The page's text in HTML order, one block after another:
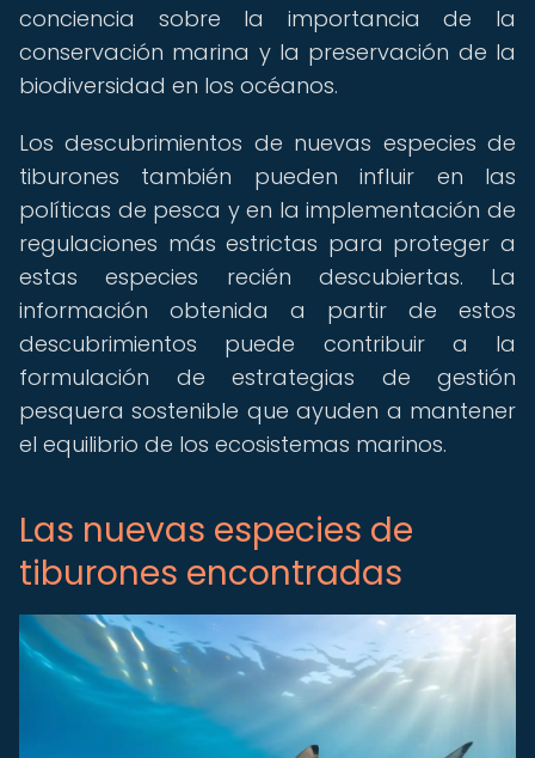
conciencia sobre la importancia de la
conservación marina y la preservación de la
biodiversidad en los océanos.
Los descubrimientos de nuevas especies de
tiburones también pueden influir en las
políticas de pesca y en la implementación de
regulaciones más estrictas para proteger a
estas especies recién descubiertas. La
información obtenida a partir de estos
descubrimientos puede contribuir a la
formulación de estrategias de gestión
pesquera sostenible que ayuden a mantener
el equilibrio de los ecosistemas marinos.
Las nuevas especies de
tiburones encontradas